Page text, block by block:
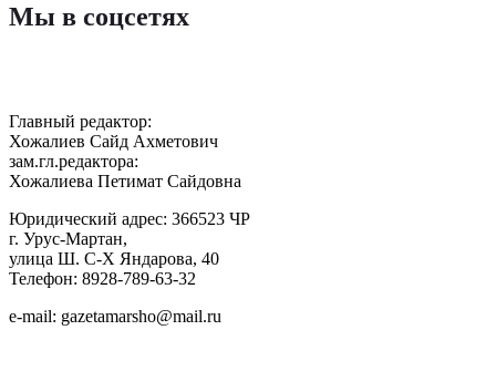
Мы в соцсетях
Главный редактор:
Хожалиев Сайд Ахметович
зам.гл.редактора:
Хожалиева Петимат Сайдовна
Юридический адрес: 366523 ЧР
г. Урус-Мартан,
улица Ш. С-Х Яндарова, 40
Телефон: 8928-789-63-32
e-mail: gazetamarsho@mail.ru